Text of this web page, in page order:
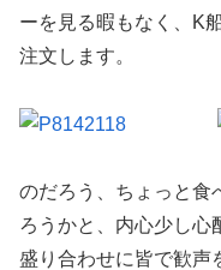
ーを見る暇もなく、K
注文します。
のだろう、ちょっと食
ろうかと、内心少し心
盛り合わせに皆で歓声